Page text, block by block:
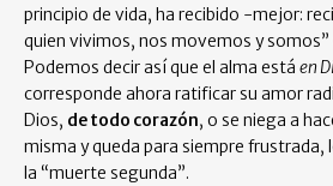
principio de vida, ha recibido -mejor:
quien vivimos, nos movemos y somos”
Podemos decir así que el alma está en
corresponde ahora ratificar su amor
Dios, de todo corazón, o se niega a
misma y queda para siempre frustrada,
la “muerte segunda”.